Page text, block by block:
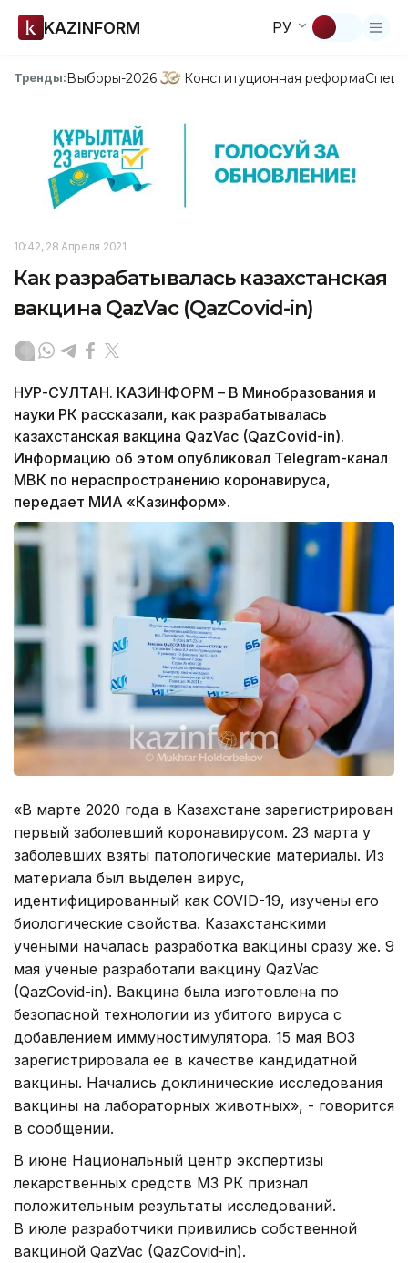
KAZINFORM РУ
Тренды:Выборы-2026 Конституционная реформа
10:42, 28 Апреля 2021
Как разрабатывалась казахстанская
вакцина QazVac (QazCovid-in)
НУР-СУЛТАН. КАЗИНФОРМ – В Минобразования и
науки РК рассказали, как разрабатывалась
казахстанская вакцина QazVac (QazCovid-in).
Информацию об этом опубликовал Telegram-канал
МВК по нераспространению коронавируса,
передает МИА «Казинформ».
«В марте 2020 года в Казахстане зарегистрирован
первый заболевший коронавирусом. 23 марта у
заболевших взяты патологические материалы. Из
материала был выделен вирус,
идентифицированный как COVID-19, изучены его
биологические свойства. Казахстанскими
учеными началась разработка вакцины сразу же. 9
мая ученые разработали вакцину QazVac
(QazCovid-in). Вакцина была изготовлена по
безопасной технологии из убитого вируса с
добавлением иммуностимулятора. 15 мая ВОЗ
зарегистрировала ее в качестве кандидатной
вакцины. Начались доклинические исследования
вакцины на лабораторных животных», - говорится
в сообщении.
В июне Национальный центр экспертизы
лекарственных средств МЗ РК признал
положительным результаты исследований.
В июле разработчики привились собственной
вакциной QazVac (QazCovid-in).